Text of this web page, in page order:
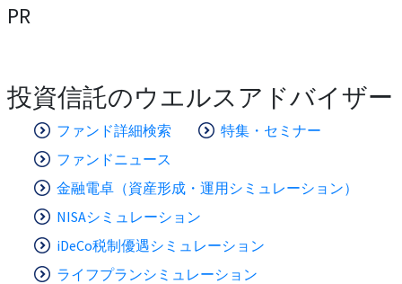
PR
投資信託のウエルスアドバイザー
ファンド詳細検索
特集・セミナー
ファンドニュース
金融電卓（資産形成・運用シミュレーション）
NISAシミュレーション
iDeCo税制優遇シミュレーション
ライフプランシミュレーション